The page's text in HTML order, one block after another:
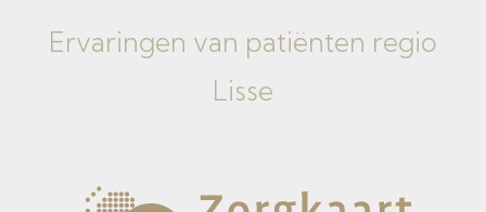
Ervaringen van patiënten regio
Lisse